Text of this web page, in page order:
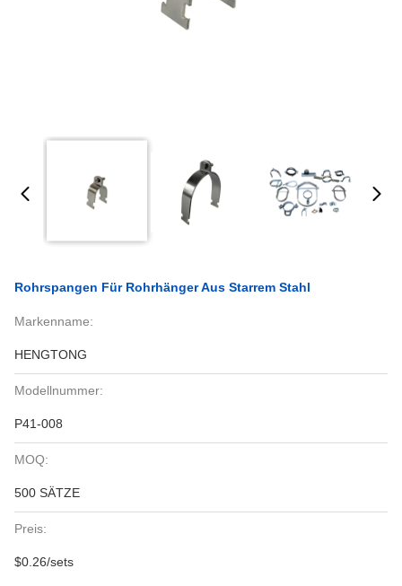
Rohrspangen Für Rohrhänger Aus Starrem Stahl
Markenname:
HENGTONG
Modellnummer:
P41-008
MOQ:
500 SÄTZE
Preis:
$0.26/sets